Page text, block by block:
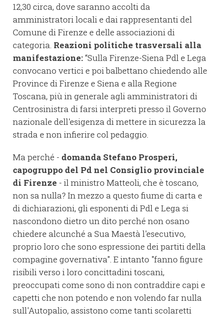
12,30 circa, dove saranno accolti da
amministratori locali e dai rappresentanti del
Comune di Firenze e delle associazioni di
categoria. Reazioni politiche trasversali alla
manifestazione:“Sulla Firenze-Siena Pdl e Lega
convocano vertici e poi balbettano chiedendo alle
Province di Firenze e Siena e alla Regione
Toscana, più in generale agli amministratori di
Centrosinistra di farsi interpreti presso il Governo
nazionale dell'esigenza di mettere in sicurezza la
strada e non infierire col pedaggio.
Ma perché - domanda Stefano Prosperi,
capogruppo del Pd nel Consiglio provinciale
di Firenze - il ministro Matteoli, che è toscano,
non sa nulla? In mezzo a questo fiume di carta e
di dichiarazioni, gli esponenti di Pdl e Lega si
nascondono dietro un dito perché non osano
chiedere alcunché a Sua Maestà l'esecutivo,
proprio loro che sono espressione dei partiti della
compagine governativa". E intanto "fanno figure
risibili verso i loro concittadini toscani,
preoccupati come sono di non contraddire capi e
capetti che non potendo e non volendo far nulla
sull'Autopalio, assistono come tanti scolaretti